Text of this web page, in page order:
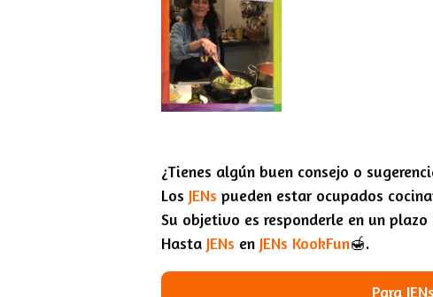
¿Tienes algún buen consejo o
Los JENs pueden estar ocupados
Su objetivo es responderle en un plazo
Hasta JENs en JENs KookFun🍯.
Para JENs